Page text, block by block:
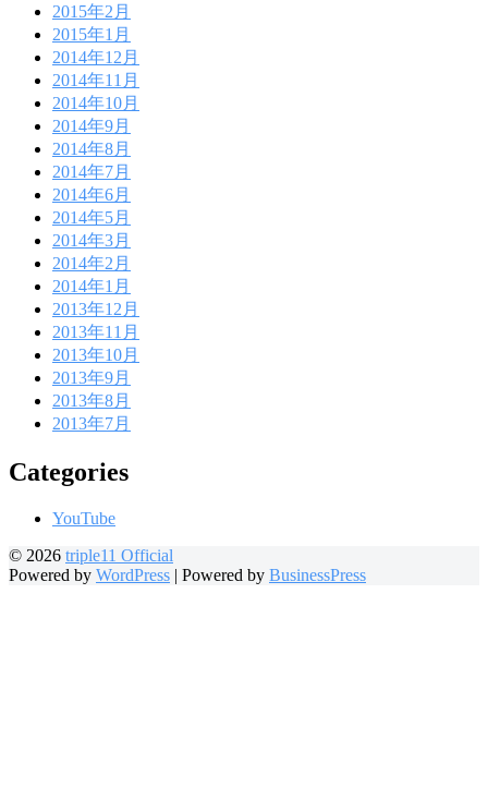
2015年2月
2015年1月
2014年12月
2014年11月
2014年10月
2014年9月
2014年8月
2014年7月
2014年6月
2014年5月
2014年3月
2014年2月
2014年1月
2013年12月
2013年11月
2013年10月
2013年9月
2013年8月
2013年7月
Categories
YouTube
© 2026 triple11 Official
Powered by WordPress | Powered by BusinessPress